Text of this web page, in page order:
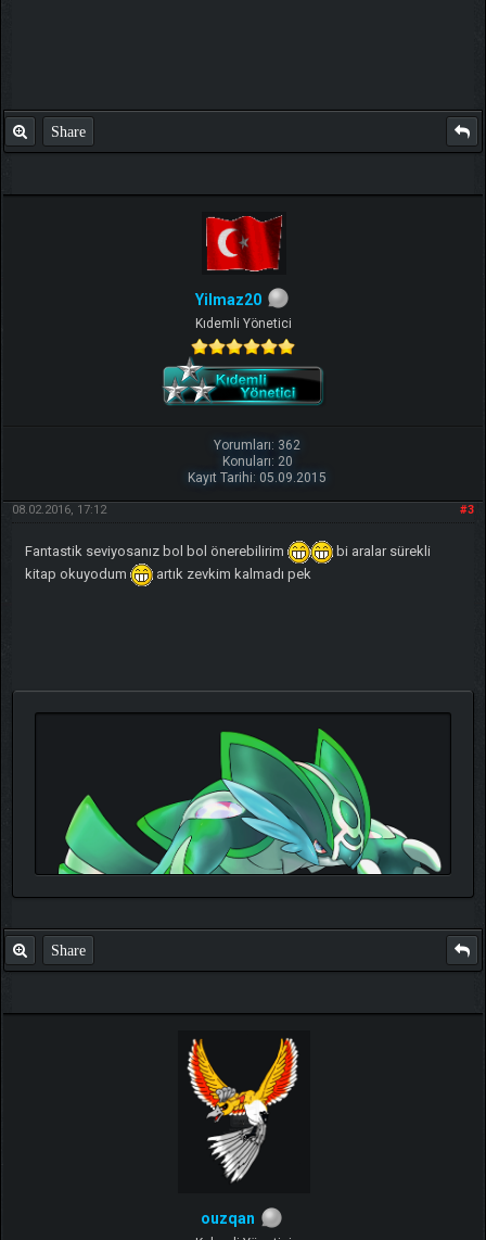
Share
Yilmaz20
Kıdemli Yönetici
Yorumları: 362
Konuları: 20
Kayıt Tarihi: 05.09.2015
#3
08.02.2016, 17:12
Fantastik seviyosanız bol bol önerebilirim
bi aralar sürekli
kitap okuyodum
artık zevkim kalmadı pek
Benim ve diğer eğitmenlerin taktikleri için
Share
ouzqan